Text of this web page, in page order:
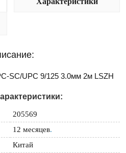
SC/UPC 9/125 3.0мм 2м LSZH
205569
12 месяцев.
Китай